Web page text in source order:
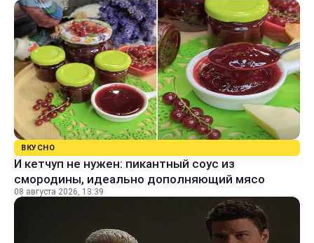
ВКУСНО
И кетчуп не нужен: пикантный соус из
смородины, идеально дополняющий мясо
08 августа 2026, 13:39